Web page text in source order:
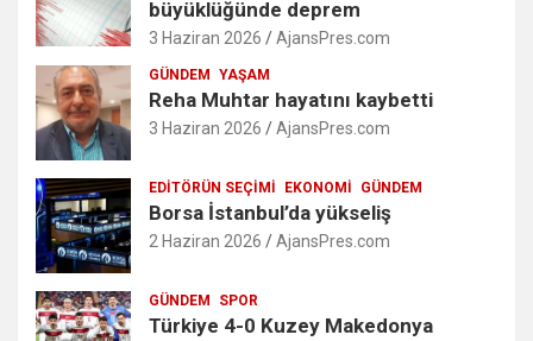
büyüklüğünde deprem
3 Haziran 2026 AjansPres.com
GÜNDEM YAŞAM
Reha Muhtar hayatını kaybetti
3 Haziran 2026 AjansPres.com
EDITÖRÜN SEÇIMI EKONOMI GÜNDEM
Borsa İstanbul’da yükseliş
2 Haziran 2026 AjansPres.com
GÜNDEM SPOR
Türkiye 4-0 Kuzey Makedonya